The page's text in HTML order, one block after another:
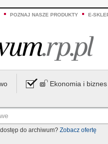
POZNAJ NASZE PRODUKTY E-
Ekonomia i biznes
do archiwum? Zobacz ofertę